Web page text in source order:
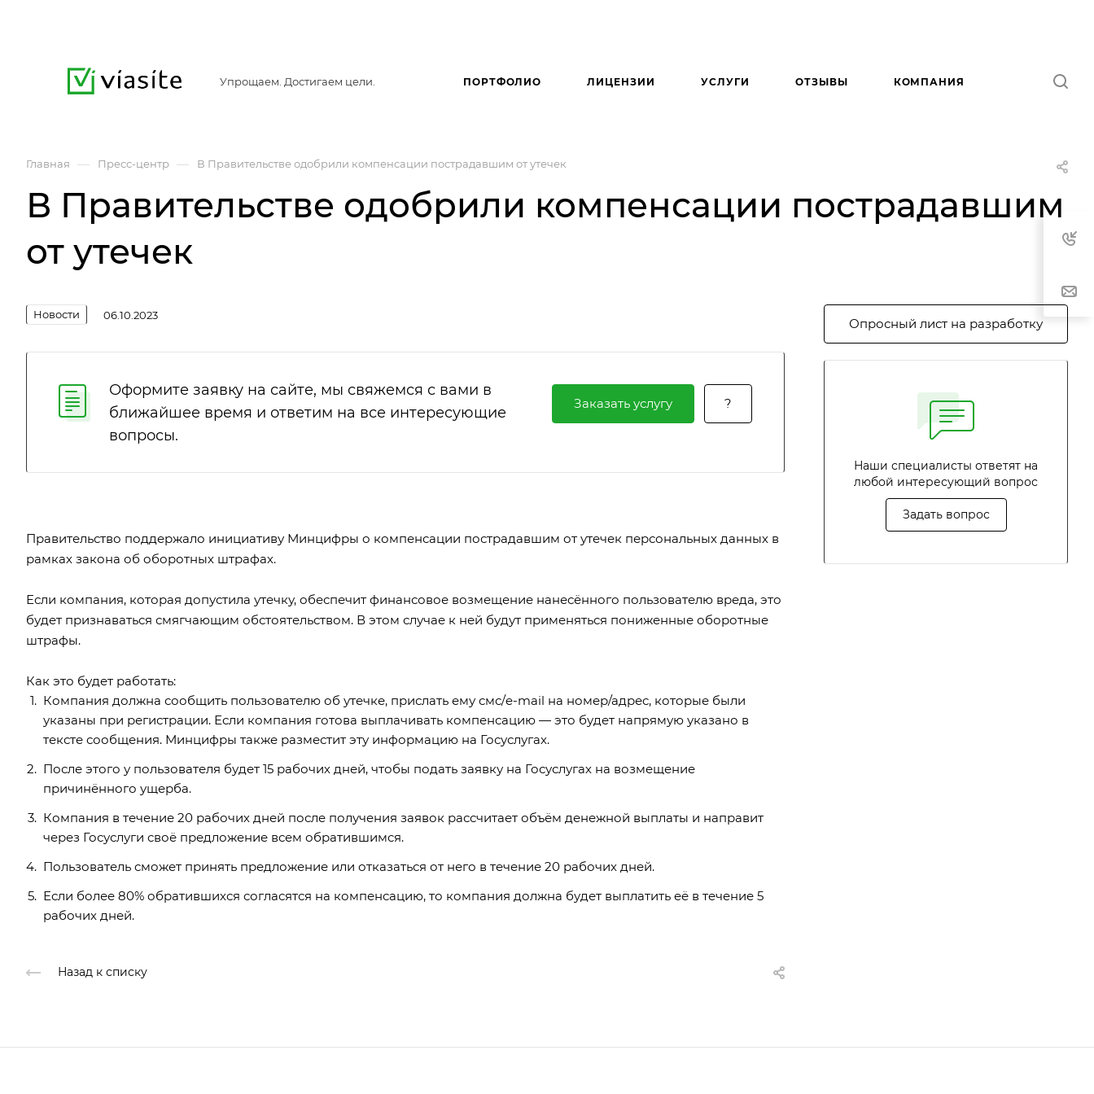
Упрощаем. Достигаем цели. ПОРТФОЛИО ЛИЦЕНЗИИ УСЛУГИ ОТЗЫВЫ КОМПАНИЯ
Главная — Пресс-центр — В Правительстве одобрили компенсации пострадавшим от утечек
В Правительстве одобрили компенсации пострадавшим
от утечек
Новости 06.10.2023
Оформите заявку на сайте, мы свяжемся с вами в
ближайшее время и ответим на все интересующие
вопросы.
Заказать услугу ?
Правительство поддержало инициативу Минцифры о компенсации пострадавшим от утечек персональных данных в
рамках закона об оборотных штрафах.
Если компания, которая допустила утечку, обеспечит финансовое возмещение нанесённого пользователю вреда, это
будет признаваться смягчающим обстоятельством. В этом случае к ней будут применяться пониженные оборотные
штрафы.
Как это будет работать:
Компания должна сообщить пользователю об утечке, прислать ему смс/e-mail на номер/адрес, которые были
указаны при регистрации. Если компания готова выплачивать компенсацию — это будет напрямую указано в
тексте сообщения. Минцифры также разместит эту информацию на Госуслугах.
После этого у пользователя будет 15 рабочих дней, чтобы подать заявку на Госуслугах на возмещение
причинённого ущерба.
Компания в течение 20 рабочих дней после получения заявок рассчитает объём денежной выплаты и направит
через Госуслуги своё предложение всем обратившимся.
Пользователь сможет принять предложение или отказаться от него в течение 20 рабочих дней.
Если более 80% обратившихся согласятся на компенсацию, то компания должна будет выплатить её в течение 5
рабочих дней.
Назад к списку
Опросный лист на разработку
Наши специалисты ответят на
любой интересующий вопрос
Задать вопрос